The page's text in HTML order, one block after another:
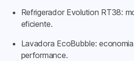
Refrigerador Evolution RT38:
eficiente.
Lavadora EcoBubble:
performance.